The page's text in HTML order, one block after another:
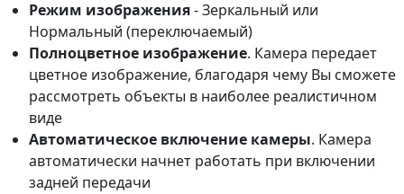
Режим изображения- Зеркальный или
Нормальный (переключаемый)
Полноцветное изображение. Камера передает
цветное изображение, благодаря чему Вы сможете
рассмотреть объекты в наиболее реалистичном
виде
Автоматическое включение камеры. Камера
автоматически начнет работать при включении
задней передачи